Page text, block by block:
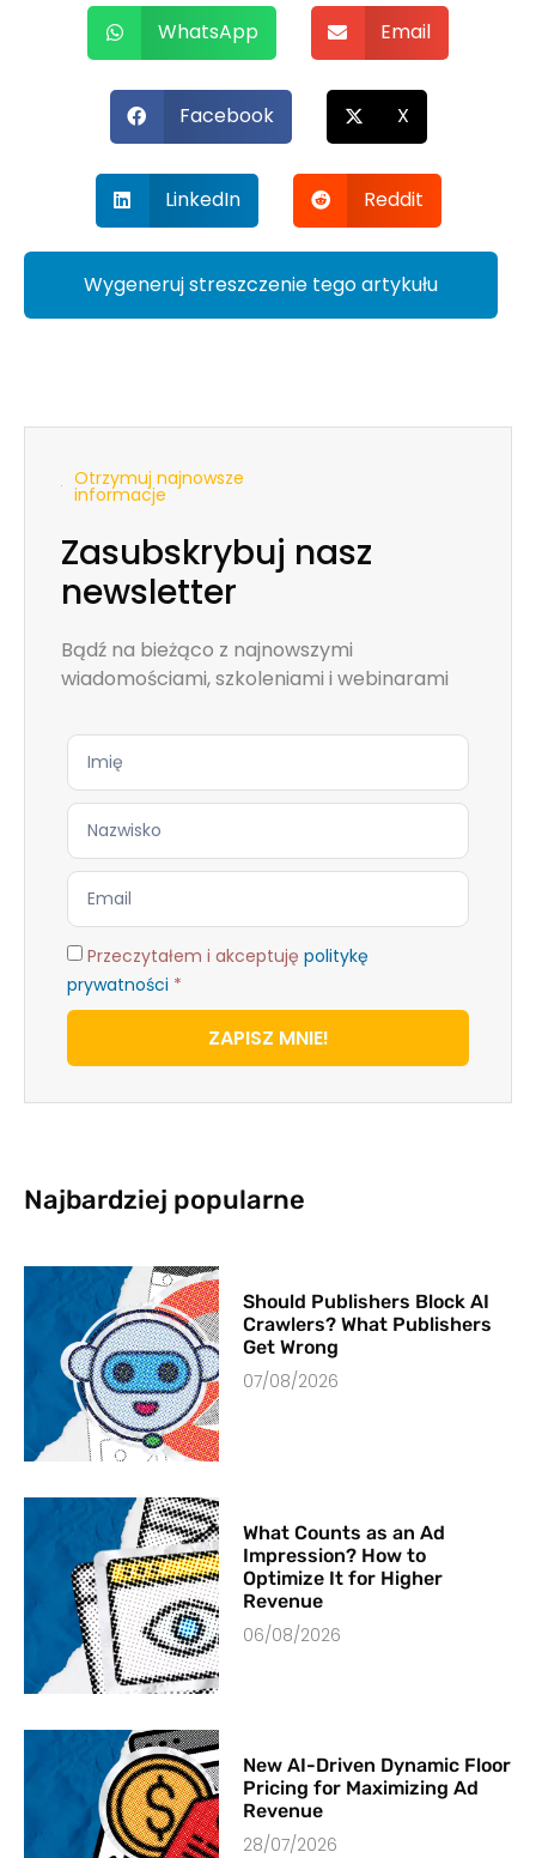
WhatsApp Email
Facebook X
LinkedIn Reddit
Wygeneruj streszczenie tego artykułu
Otrzymuj najnowsze
informacje
Zasubskrybuj nasz
newsletter
Bądź na bieżąco z najnowszymi
wiadomościami, szkoleniami i webinarami
Przeczytałem i akceptuję politykę
prywatności *
ZAPISZ MNIE!
Najbardziej popularne
Should Publishers Block AI
Crawlers? What Publishers
Get Wrong
07/08/2026
What Counts as an Ad
Impression? How to
Optimize It for Higher
Revenue
06/08/2026
New AI-Driven Dynamic Floor
Pricing for Maximizing Ad
Revenue
28/07/2026